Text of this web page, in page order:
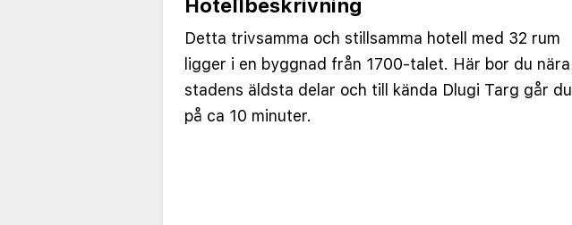
Hotellbeskrivning
Detta trivsamma och stillsamma hotell med 32 rum
ligger i en byggnad från 1700-talet. Här bor du nära
stadens äldsta delar och till kända Dlugi Targ går du
på ca 10 minuter.